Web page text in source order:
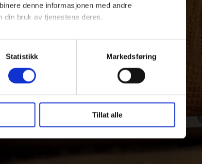
denne informasjonen med andre
din bruk av tjenestene deres.
å lese mer om hvordan vi bruker dataene for å
Statistikk Markedsføring
Tillat alle